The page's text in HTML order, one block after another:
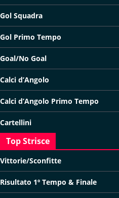
Gol Squadra
Gol Primo Tempo
Goal/No Goal
Calci d’Angolo
Calci d’Angolo Primo Tempo
Cartellini
Top Strisce
Vittorie/Sconfitte
Risultato 1º Tempo & Finale